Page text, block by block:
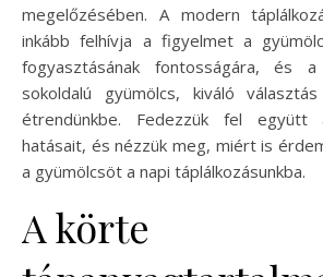
megelőzésében. A modern
inkább felhívja a figyelmet a
fogyasztásának fontosságára, és
sokoldalú gyümölcs, kiváló
étrendünkbe. Fedezzük fel
hatásait, és nézzük meg, miért is
a gyümölcsöt a napi táplálkozásunkba.
A körte